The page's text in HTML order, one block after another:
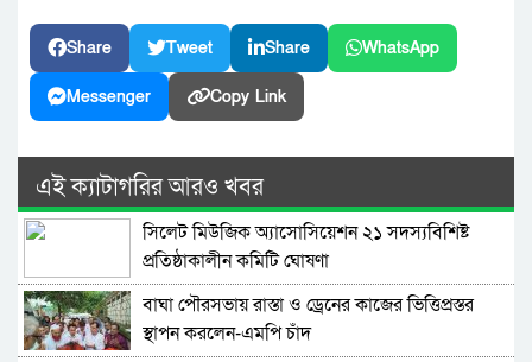
Share Tweet Share WhatsApp
Messenger Copy Link
এই ক্যাটাগরির আরও খবর
সিলেট মিউজিক অ্যাসোসিয়েশন ২১ সদস্যবিশিষ্ট
প্রতিষ্ঠাকালীন কমিটি ঘোষণা
বাঘা পৌরসভায় রাস্তা ও ড্রেনের কাজের ভিত্তিপ্রস্তর
স্থাপন করলেন-এমপি চাঁদ